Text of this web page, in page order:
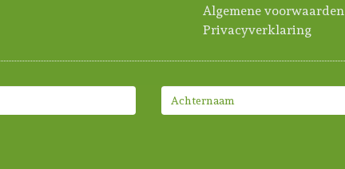
Algemene voorwaarden
Privacyverklaring